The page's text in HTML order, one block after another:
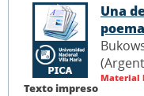
Texto impreso
Una
Material